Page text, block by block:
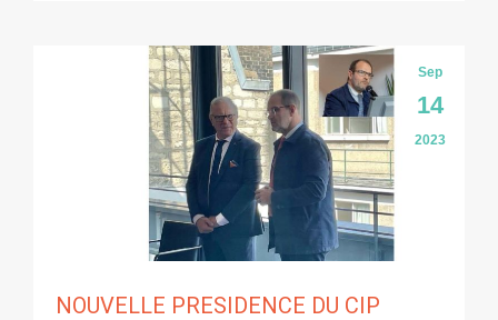
Sep
14
2023
NOUVELLE PRESIDENCE DU CIP